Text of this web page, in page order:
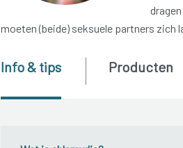
moeten (beide) seksuele partners zich
Info & tips Producten